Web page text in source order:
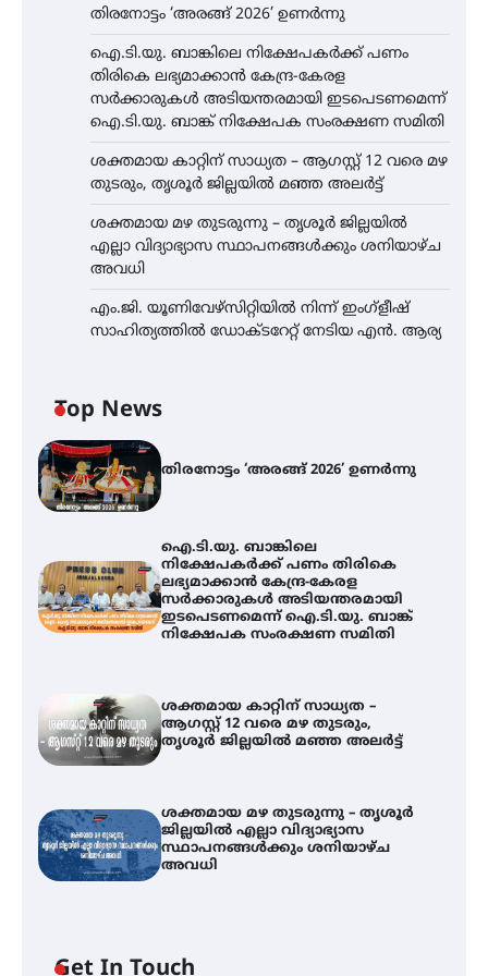
തിരനോട്ടം ‘അരങ്ങ് 2026’ ഉണർന്നു
ഐ.ടി.യു. ബാങ്കിലെ നിക്ഷേപകർക്ക് പണം
തിരികെ ലഭ്യമാക്കാൻ കേന്ദ്ര-കേരള
സർക്കാരുകൾ അടിയന്തരമായി ഇടപെടണമെന്ന്
ഐ.ടി.യു. ബാങ്ക് നിക്ഷേപക സംരക്ഷണ സമിതി
ശക്തമായ കാറ്റിന് സാധ്യത – ആഗസ്റ്റ് 12 വരെ മഴ
തുടരും, തൃശൂർ ജില്ലയിൽ മഞ്ഞ അലർട്ട്
ശക്തമായ മഴ തുടരുന്നു – തൃശൂർ ജില്ലയിൽ
എല്ലാ വിദ്യാഭ്യാസ സ്ഥാപനങ്ങൾക്കും ശനിയാഴ്ച
അവധി
എം.ജി. യൂണിവേഴ്‌സിറ്റിയിൽ നിന്ന് ഇംഗ്ളീഷ്
സാഹിത്യത്തിൽ ഡോക്ടറേറ്റ് നേടിയ എൻ. ആര്യ
Top News
തിരനോട്ടം ‘അരങ്ങ് 2026’ ഉണർന്നു
ഐ.ടി.യു. ബാങ്കിലെ
നിക്ഷേപകർക്ക് പണം തിരികെ
ലഭ്യമാക്കാൻ കേന്ദ്ര-കേരള
സർക്കാരുകൾ അടിയന്തരമായി
ഇടപെടണമെന്ന് ഐ.ടി.യു. ബാങ്ക്
നിക്ഷേപക സംരക്ഷണ സമിതി
ശക്തമായ കാറ്റിന് സാധ്യത –
ആഗസ്റ്റ് 12 വരെ മഴ തുടരും,
തൃശൂർ ജില്ലയിൽ മഞ്ഞ അലർട്ട്
ശക്തമായ മഴ തുടരുന്നു – തൃശൂർ
ജില്ലയിൽ എല്ലാ വിദ്യാഭ്യാസ
സ്ഥാപനങ്ങൾക്കും ശനിയാഴ്ച
അവധി
Get In Touch
ഐ.ടി.യു. ബാങ്കിലെ
നിക്ഷേപകർക്ക് പണം തിരികെ
ലഭ്യമാക്കാൻ കേന്ദ്ര-കേരള